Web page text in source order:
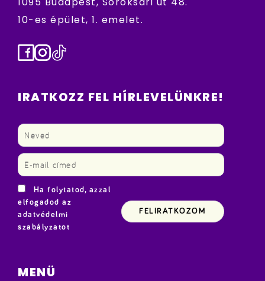
10-es épület, 1. emelet.
Facebook
Instagram
TikTok
IRATKOZZ FEL HÍRLEVELÜNKRE!
Ha folytatod, azzal
elfogadod az
adatvédelmi
szabályzatot
MENÜ